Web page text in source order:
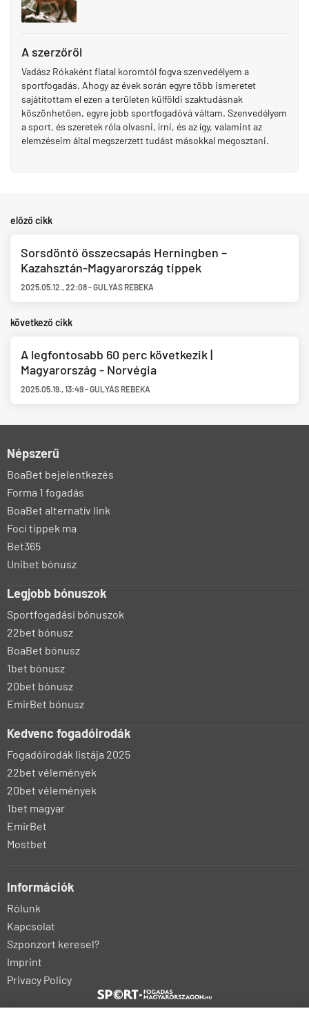
A szerzőről
Vadász Rókaként fiatal koromtól fogva szenvedélyem a
sportfogadás. Ahogy az évek során egyre több ismeretet
sajátítottam el ezen a területen külföldi szaktudásnak
köszönhetően, egyre jobb sportfogadóvá váltam. Szenvedélyem
a sport, és szeretek róla olvasni, írni, és az így, valamint az
elemzéseim által megszerzett tudást másokkal megosztani.
előző cikk
Sorsdöntő összecsapás Herningben –
Kazahsztán-Magyarország tippek
2025.05.12.,22:08-GULYÁS REBEKA
következő cikk
A legfontosabb 60 perc következik |
Magyarország - Norvégia
2025.05.19.,13:49-GULYÁS REBEKA
Népszerű
BoaBet bejelentkezés
Forma 1 fogadás
BoaBet alternatív link
Foci tippek ma
Bet365
Unibet bónusz
Legjobb bónuszok
Sportfogadási bónuszok
22bet bónusz
BoaBet bónusz
1bet bónusz
20bet bónusz
EmirBet bónusz
Kedvenc fogadóirodák
Fogadóirodák listája 2025
22bet vélemények
20bet vélemények
1bet magyar
EmirBet
Mostbet
Információk
Rólunk
Kapcsolat
Szponzort keresel?
Imprint
Privacy Policy